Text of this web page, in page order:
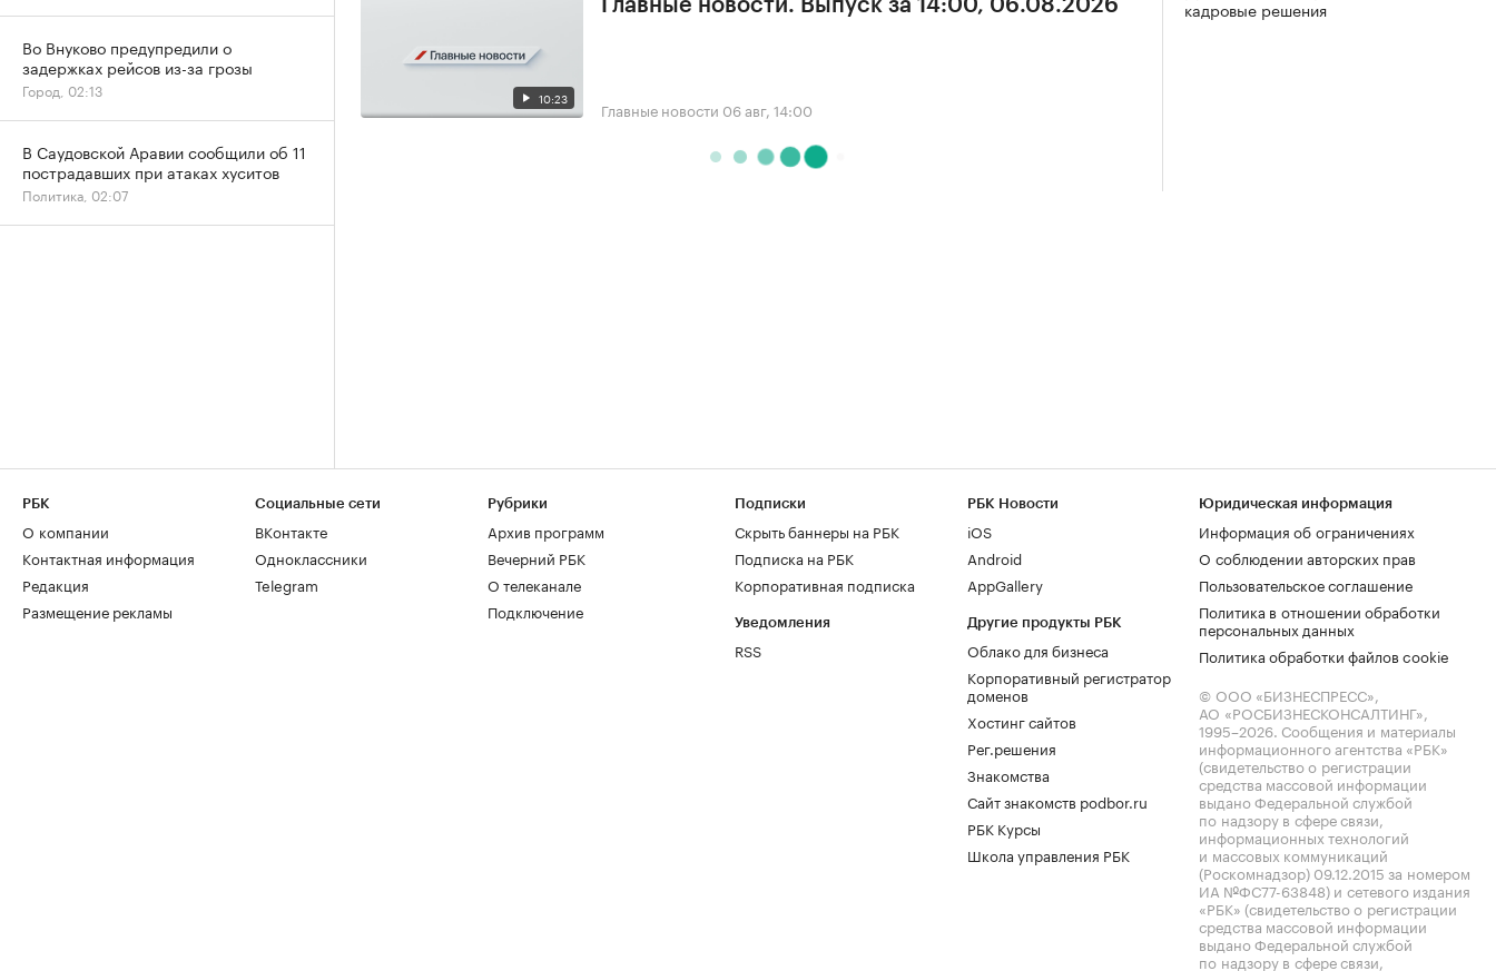
10:23
Главные новости. Выпуск за 14:00, 06.08.2026
Главные новости 06 авг, 14:00
кадровые решения
Во Внуково предупредили о
задержках рейсов из-за грозы
Город, 02:13
В Саудовской Аравии сообщили об 11
пострадавших при атаках хуситов
Политика, 02:07
РБК
О компании
Контактная информация
Редакция
Размещение рекламы
Социальные сети
ВКонтакте
Одноклассники
Telegram
Рубрики
Архив программ
Вечерний РБК
О телеканале
Подключение
Подписки
Скрыть баннеры на РБК
Подписка на РБК
Корпоративная подписка
Уведомления
RSS
РБК Новости
iOS
Android
AppGallery
Другие продукты РБК
Облако для бизнеса
Корпоративный регистратор
доменов
Хостинг сайтов
Рег.решения
Знакомства
Сайт знакомств podbor.ru
РБК Курсы
Школа управления РБК
Юридическая информация
Информация об ограничениях
О соблюдении авторских прав
Пользовательское соглашение
Политика в отношении обработки
персональных данных
Политика обработки файлов cookie
© ООО «БИЗНЕСПРЕСС»,
АО «РОСБИЗНЕСКОНСАЛТИНГ»,
1995–2026. Сообщения и материалы
информационного агентства «РБК»
(свидетельство о регистрации
средства массовой информации
выдано Федеральной службой
по надзору в сфере связи,
информационных технологий
и массовых коммуникаций
(Роскомнадзор) 09.12.2015 за номером
ИА №ФС77-63848) и сетевого издания
«РБК» (свидетельство о регистрации
средства массовой информации
выдано Федеральной службой
по надзору в сфере связи,